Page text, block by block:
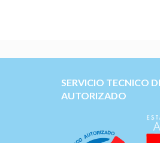
SERVICIO TECNICO
AUTORIZADO